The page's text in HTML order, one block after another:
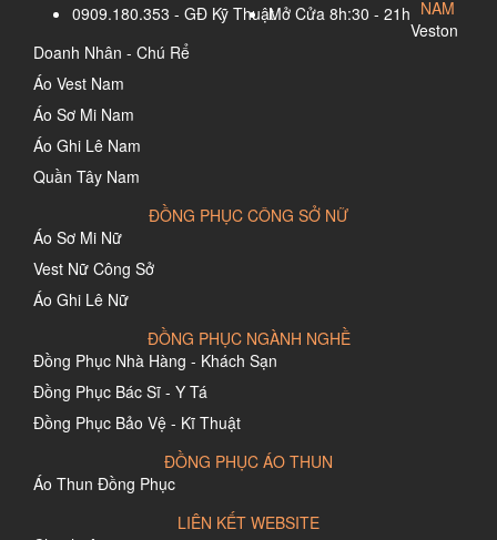
0909.180.353 - GĐ Kỹ ThuậtMở Cửa 8h:30 - 21h NAM
Veston
Doanh Nhân - Chú Rể
Áo Vest Nam
Áo Sơ Mi Nam
Áo Ghi Lê Nam
Quần Tây Nam
ĐỒNG PHỤC CÔNG SỞ NỮ
Áo Sơ Mi Nữ
Vest Nữ Công Sở
Áo Ghi Lê Nữ
ĐỒNG PHỤC NGÀNH NGHỀ
Đồng Phục Nhà Hàng - Khách Sạn
Đồng Phục Bác Sĩ - Y Tá
Đồng Phục Bảo Vệ - Kĩ Thuật
ĐỒNG PHỤC ÁO THUN
Áo Thun Đồng Phục
LIÊN KẾT WEBSITE